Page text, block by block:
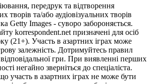
передрук та відтворення
творів та/або аудіовізуальних творів
Getty Images - суворо забороняється.
korrespondent.net призначені для осіб
(21+). Участь в азартних іграх може
залежність. Дотримуйтесь правил
гри. При виявленні перших
негайно зверніться до спеціаліста.
участь в азартних іграх не може бути